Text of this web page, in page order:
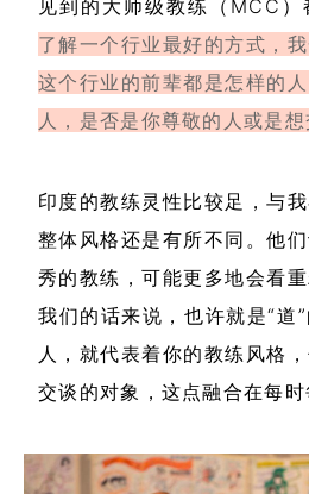
见到的大师级教练（MCC）
了解一个行业最好的方式，
这个行业的前辈都是怎样的
人，是否是你尊敬的人或是想
印度的教练灵性比较足，与
整体风格还是有所不同。他
秀的教练，可能更多地会看
我们的话来说，也许就是“道
人，就代表着你的教练风格
交谈的对象，这点融合在每时